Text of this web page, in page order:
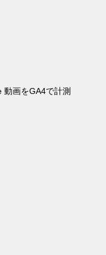
動画をGA4で計測